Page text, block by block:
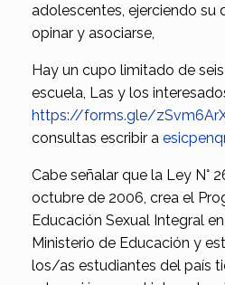
adolescentes, ejerciendo su
opinar y asociarse,
Hay un cupo limitado de
escuela, Las y los
https://forms.gle/
consultas escribir a
Cabe señalar que la Ley N°
octubre de 2006, crea el
Educación Sexual Integral
Ministerio de Educación y
los/as estudiantes del país